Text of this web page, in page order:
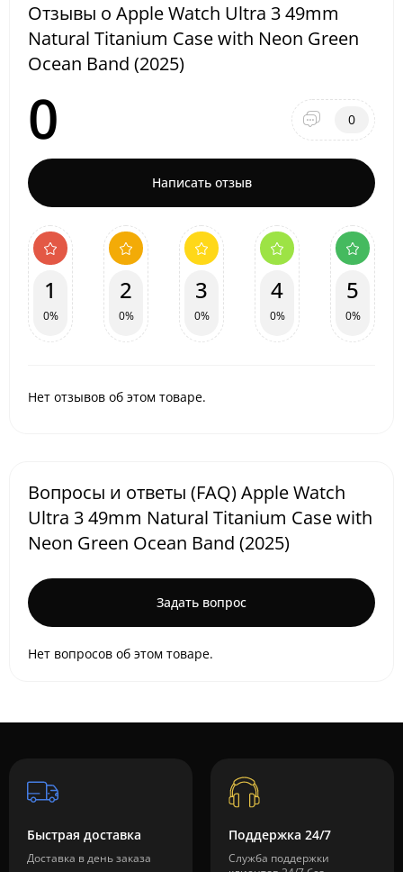
Отзывы о Apple Watch Ultra 3 49mm
Natural Titanium Case with Neon Green
Ocean Band (2025)
0 0
Написать отзыв
1
0%
2
0%
3
0%
4
0%
5
0%
Нет отзывов об этом товаре.
Вопросы и ответы (FAQ) Apple Watch
Ultra 3 49mm Natural Titanium Case with
Neon Green Ocean Band (2025)
Задать вопрос
Нет вопросов об этом товаре.
Быстрая доставка
Доставка в день заказа
Поддержка 24/7
Служба поддержки